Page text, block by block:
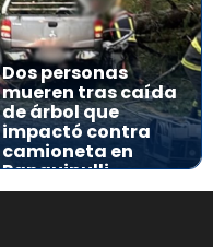
Dos personas
mueren tras caída
de árbol que
impactó contra
camioneta en
Panguipulli